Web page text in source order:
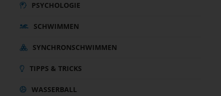
PSYCHOLOGIE
SCHWIMMEN
SYNCHRONSCHWIMMEN
TIPPS & TRICKS
WASSERBALL